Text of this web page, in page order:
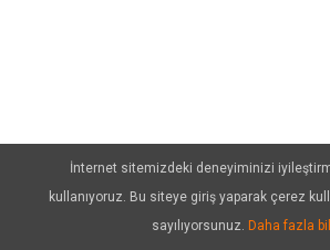
İnternet sitemizdeki deneyiminizi
kullanıyoruz. Bu siteye giriş yaparak çerez
sayılıyorsunuz. Daha fazla